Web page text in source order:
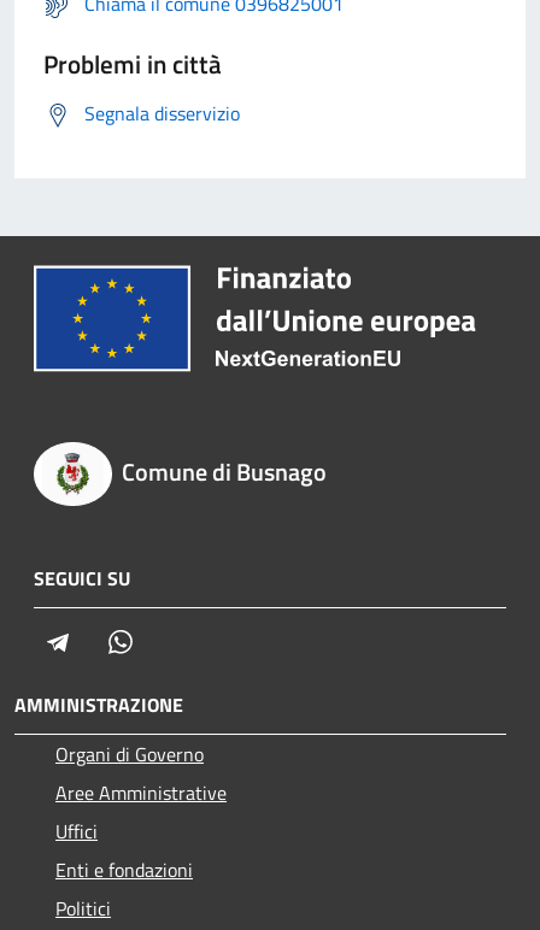
Problemi in città
Segnala disservizio
Comune di Busnago
SEGUICI SU
Telegram
AMMINISTRAZIONE
Organi di Governo
Aree Amministrative
Uffici
Enti e fondazioni
Politici